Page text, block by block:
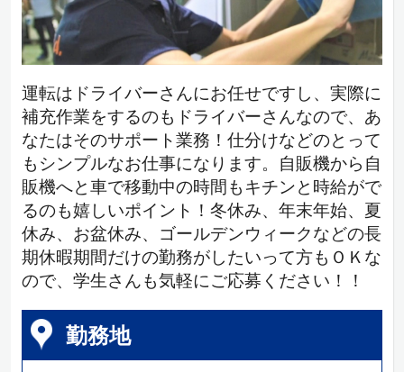
運転はドライバーさんにお任せですし、実際に
補充作業をするのもドライバーさんなので、あ
なたはそのサポート業務！仕分けなどのとって
もシンプルなお仕事になります。自販機から自
販機へと車で移動中の時間もキチンと時給がで
るのも嬉しいポイント！冬休み、年末年始、夏
休み、お盆休み、ゴールデンウィークなどの長
期休暇期間だけの勤務がしたいって方もＯＫな
ので、学生さんも気軽にご応募ください！！
勤務地